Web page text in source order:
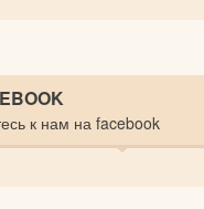
к нам на facebook